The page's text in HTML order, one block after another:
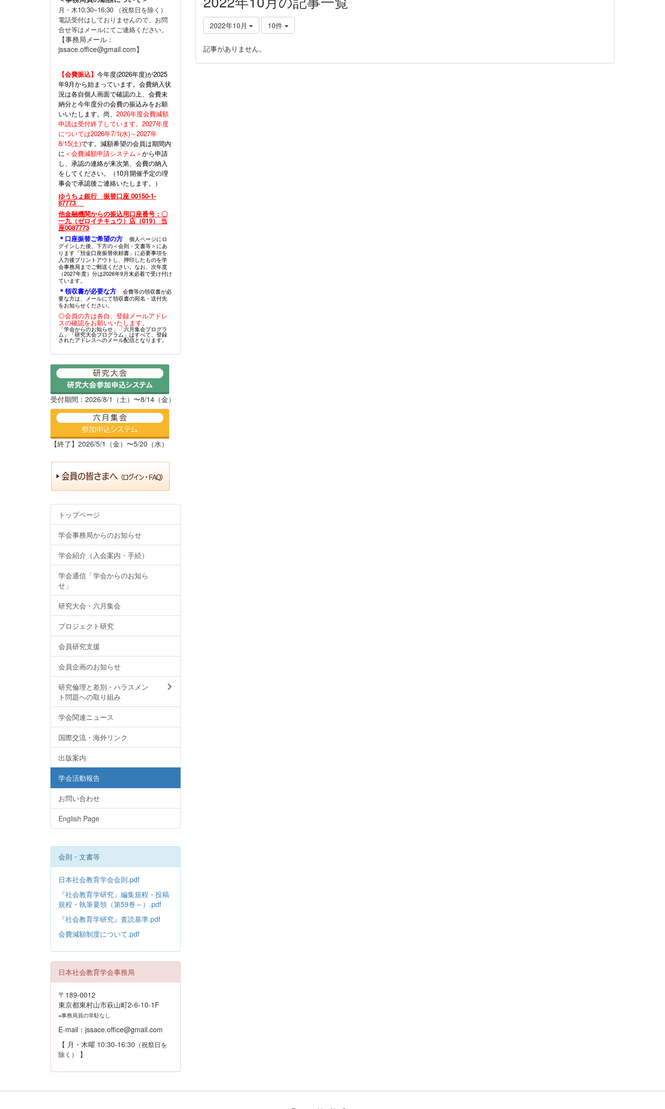
2022年10月 10件
記事がありません。
月・木10:30~16:30 （祝祭日を除く）
電話受付はしておりませんので、お問
合せ等はメールにてご連絡ください。
【事務局メール：
jssace.office@gmail.com】
【会費振込】 今年度(2026年度)が2025
年9月から始まっています。会費納入状
況は各自個人画面で確認の上、会費未
納分と今年度分の会費の振込みをお願
いいたします。尚、 2026年度会費減額
申請は受付終了しています。2027年度
については2026年7/1(水)～2027年
8/15(土)です。減額希望の会員は期間内
に ＜会費減額申請システム＞から申請
し、承認の連絡が来次第、会費の納入
をしてください。（10月開催予定の理
事会で承認後ご連絡いたします。）
ゆうちょ銀行 振替口座 00150-1-
87773
他金融機関からの振込用口座番号：〇
一九（ゼロイチキュウ）店（019） 当
座0087773
＊口座振替ご希望の方
個人ページにロ
グインした後、下方の＜会則・文書等＞にあ
ります「預金口座振替依頼書」に必要事項を
入力後プリントアウトし、押印したものを学
会事務局までご郵送ください。なお、次年度
（2027年度）分は2026年9月末必着で受け付け
ています。
＊領収書が必要な方
会費等の領収書が必
要な方は、メールにて領収書の宛名・送付先
をお知らせください。
◎会員の方は各自、登録メールアドレ
スの確認をお願いいたします。
「学会からのお知らせ」「六月集会プログラ
ム」「研究大会プログラム」はすべて、登録
されたアドレスへのメール配信となります。
受付期間：2026/8/1（土）〜8/14（金）
【終了】2026/5/1（金）〜5/20（水）
トップページ
学会事務局からのお知らせ
学会紹介（入会案内・手続）
学会通信「学会からのお知ら
せ」
研究大会・六月集会
プロジェクト研究
会員研究支援
会員企画のお知らせ
研究倫理と差別・ハラスメン
ト問題への取り組み
学会関連ニュース
国際交流・海外リンク
出版案内
学会活動報告
お問い合わせ
English Page
会則・文書等
日本社会教育学会会則.pdf
『社会教育学研究』編集規程・投稿
規程・執筆要領（第59巻～）.pdf
『社会教育学研究』査読基準.pdf
会費減額制度について.pdf
日本社会教育学会事務局
〒189-0012
東京都東村山市萩山町2-6-10-1F
※事務局員の常駐なし
E-mail：jssace.office@gmail.com
【 月・木曜 10:30-16:30 （祝祭日を
除く）
】